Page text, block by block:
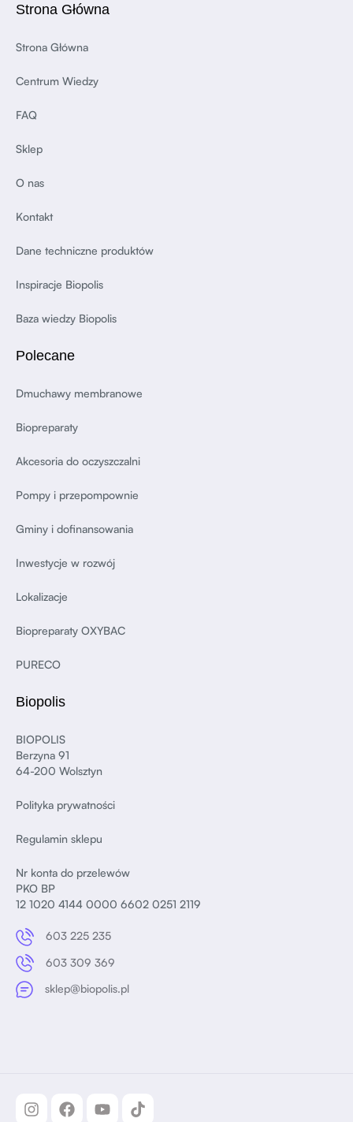
Strona Główna
Strona Główna
Centrum Wiedzy
FAQ
Sklep
O nas
Kontakt
Dane techniczne produktów
Inspiracje Biopolis
Baza wiedzy Biopolis
Polecane
Dmuchawy membranowe
Biopreparaty
Akcesoria do oczyszczalni
Pompy i przepompownie
Gminy i dofinansowania
Inwestycje w rozwój
Lokalizacje
Biopreparaty OXYBAC
PURECO
Biopolis
BIOPOLIS
Berzyna 91
64-200 Wolsztyn
Polityka prywatności
Regulamin sklepu
Nr konta do przelewów
PKO BP
12 1020 4144 0000 6602 0251 2119
603 225 235
603 309 369
sklep@biopolis.pl